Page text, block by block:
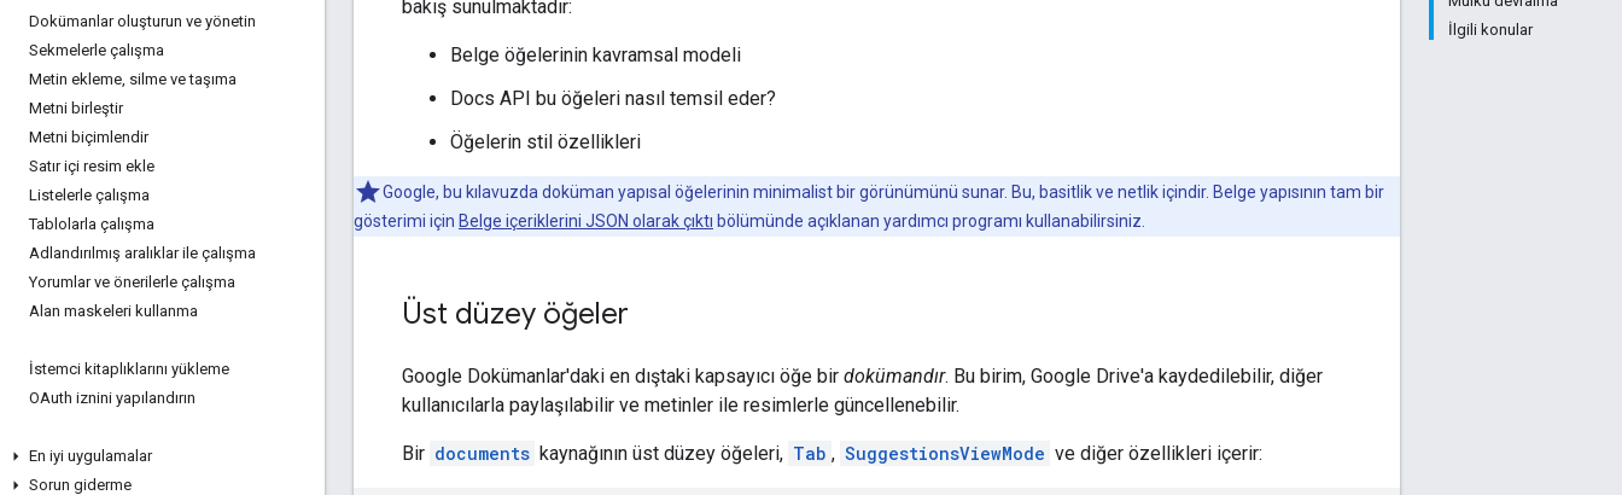
Dokümanlar oluşturun ve yönetin
Sekmelerle çalışma
Metin ekleme, silme ve taşıma
Metni birleştir
Metni biçimlendir
Satır içi resim ekle
Listelerle çalışma
Tablolarla çalışma
Adlandırılmış aralıklar ile çalışma
Yorumlar ve önerilerle çalışma
Alan maskeleri kullanma
İstemci kitaplıklarını yükleme
OAuth iznini yapılandırın
En iyi uygulamalar
Sorun giderme
İlgili konular
bakış sunulmaktadır:
Belge öğelerinin kavramsal modeli
Docs API bu öğeleri nasıl temsil eder?
Öğelerin stil özellikleri
Google, bu kılavuzda doküman yapısal öğelerinin minimalist bir görünümünü sunar. Bu, basitlik ve netlik içindir. Belge yapısının tam bir
gösterimi için Belge içeriklerini JSON olarak çıktı bölümünde açıklanan yardımcı programı kullanabilirsiniz.
Üst düzey öğeler
Google Dokümanlar'daki en dıştaki kapsayıcı öğe bir dokümandır. Bu birim, Google Drive'a kaydedilebilir, diğer
kullanıcılarla paylaşılabilir ve metinler ile resimlerle güncellenebilir.
Bir documents kaynağının üst düzey öğeleri, Tab , SuggestionsViewMode ve diğer özellikleri içerir: